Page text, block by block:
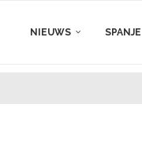
NIEUWS SPANJE